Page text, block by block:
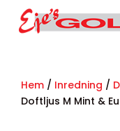
Hem / Inredning /
Doftljus M Mint &